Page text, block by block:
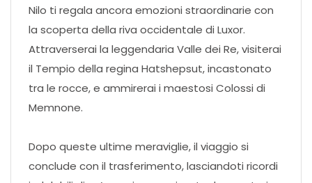
Nilo ti regala ancora emozioni straordinarie con
la scoperta della riva occidentale di Luxor.
Attraverserai la leggendaria Valle dei Re, visiterai
il Tempio della regina Hatshepsut, incastonato
tra le rocce, e ammirerai i maestosi Colossi di
Memnone.
Dopo queste ultime meraviglie, il viaggio si
conclude con il trasferimento, lasciandoti ricordi